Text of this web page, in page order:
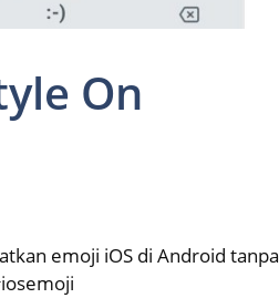
On
emoji iOS di Android tanpa